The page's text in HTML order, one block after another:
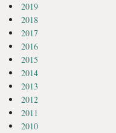
2019
2018
2017
2016
2015
2014
2013
2012
2011
2010